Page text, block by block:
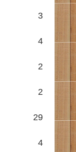
3
4
2
2
29
4